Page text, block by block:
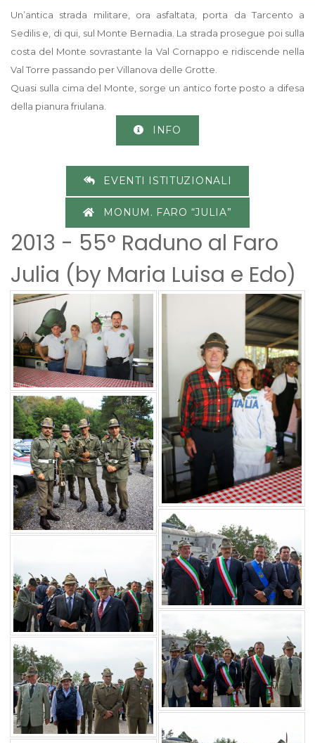
Un’antica strada militare, ora asfaltata, porta da Tarcento a
Sedilis e, di qui, sul Monte Bernadia. La strada prosegue poi sulla
costa del Monte sovrastante la Val Cornappo e ridiscende nella
Val Torre passando per Villanova delle Grotte.
Quasi sulla cima del Monte, sorge un antico forte posto a difesa
della pianura friulana.
INFO
EVENTI ISTITUZIONALI
MONUM. FARO “JULIA”
2013 - 55° Raduno al Faro
Julia (by Maria Luisa e Edo)